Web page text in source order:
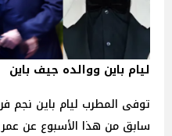
ليام باين ووالده جيف باين